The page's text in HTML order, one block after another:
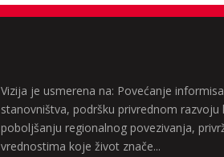
Vizija je usmerena na: Povećanje
stanovništva, podršku privrednom razvoju
poboljšanju regionalnog povezivanja,
vrednostima koje život znače...